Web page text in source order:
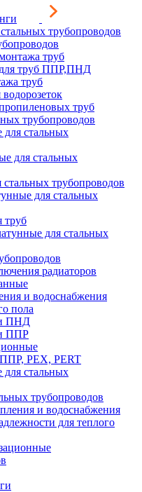
трубопроводов
труб
труб ППР,ПНД
труб
труб
трубопроводов
стальных
для стальных
трубопроводов
для стальных
труб
для стальных
радиаторов
и водоснабжения
пола
ПНД
ППР
PEX, PERT
стальных
трубопроводов
и водоснабжения
для теплого